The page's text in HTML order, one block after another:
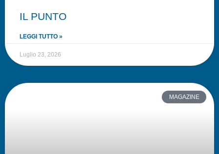
IL PUNTO
LEGGI TUTTO »
Luglio 23, 2026
MAGAZINE